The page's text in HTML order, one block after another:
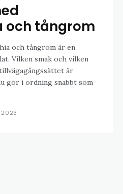
och tångrom
och tångrom är en
Vilken smak och vilken
är
gör i ordning snabbt som
2023